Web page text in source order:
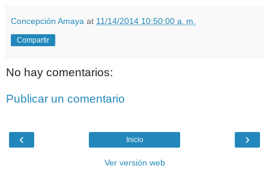
Concepción Amaya at 11/14/2014 10:50:00 a. m.
Compartir
No hay comentarios:
Publicar un comentario
‹ ›
Inicio
Ver versión web